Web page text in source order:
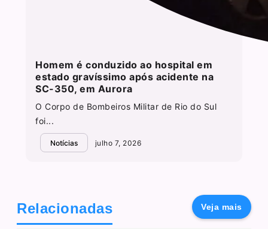
Homem é conduzido ao hospital em
estado gravíssimo após acidente na
SC-350, em Aurora
O Corpo de Bombeiros Militar de Rio do Sul
foi...
Notícias julho 7, 2026
Relacionadas Veja mais